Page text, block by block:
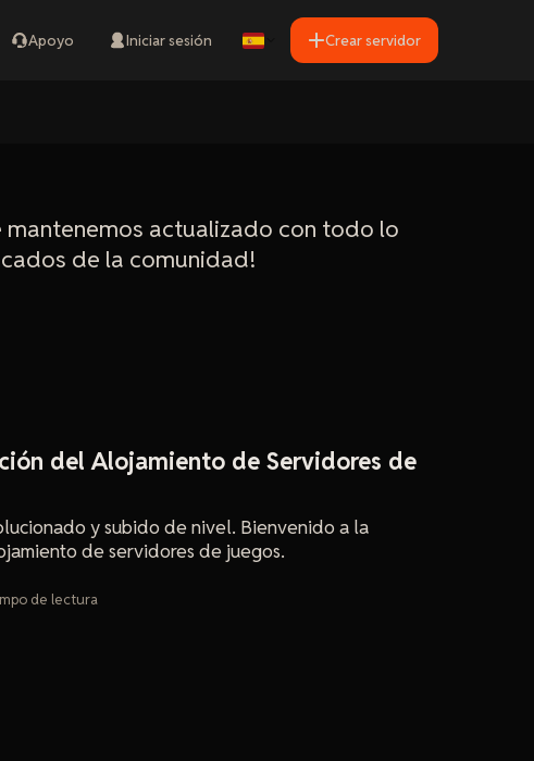
Apoyo Iniciar sesión Crear servidor
actualizado con todo lo
de la comunidad!
del Alojamiento de Servidores de
y subido de nivel. Bienvenido a la
de servidores de juegos.
de lectura